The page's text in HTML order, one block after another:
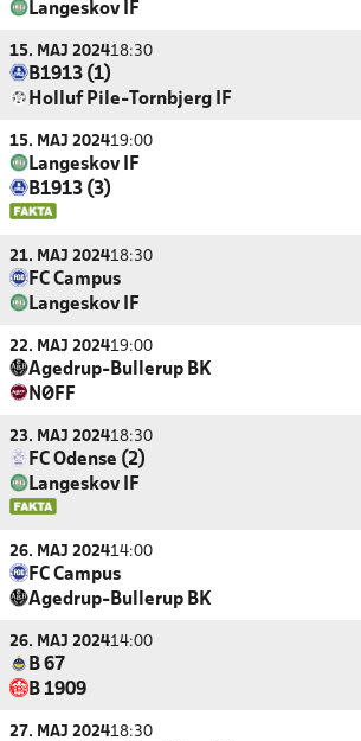
Langeskov IF
15. MAJ 202418:30
B1913 (1)
Holluf Pile-Tornbjerg IF
15. MAJ 202419:00
Langeskov IF
B1913 (3)
21. MAJ 202418:30
FC Campus
Langeskov IF
22. MAJ 202419:00
Agedrup-Bullerup BK
NØFF
23. MAJ 202418:30
FC Odense (2)
Langeskov IF
26. MAJ 202414:00
FC Campus
Agedrup-Bullerup BK
26. MAJ 202414:00
B 67
B 1909
27. MAJ 202418:30